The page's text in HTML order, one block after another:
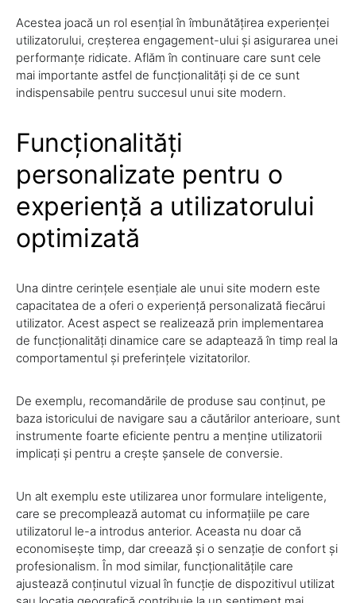
Acestea joacă un rol esențial în îmbunătățirea experienței
utilizatorului, creșterea engagement-ului și asigurarea unei
performanțe ridicate. Aflăm în continuare care sunt cele
mai importante astfel de funcționalități și de ce sunt
indispensabile pentru succesul unui site modern.
Funcționalități
personalizate pentru o
experiență a utilizatorului
optimizată
Una dintre cerințele esențiale ale unui site modern este
capacitatea de a oferi o experiență personalizată fiecărui
utilizator. Acest aspect se realizează prin implementarea
de funcționalități dinamice care se adaptează în timp real la
comportamentul și preferințele vizitatorilor.
De exemplu, recomandările de produse sau conținut, pe
baza istoricului de navigare sau a căutărilor anterioare, sunt
instrumente foarte eficiente pentru a menține utilizatorii
implicați și pentru a crește șansele de conversie.
Un alt exemplu este utilizarea unor formulare inteligente,
care se precomplează automat cu informațiile pe care
utilizatorul le-a introdus anterior. Aceasta nu doar că
economisește timp, dar creează și o senzație de confort și
profesionalism. În mod similar, funcționalitățile care
ajustează conținutul vizual în funcție de dispozitivul utilizat